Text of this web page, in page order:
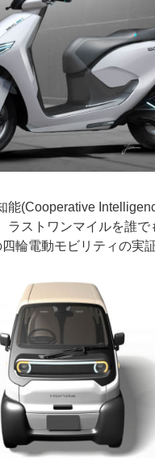
能(Cooperative
ラストワンマイルを誰で
輪電動モビリティの実証